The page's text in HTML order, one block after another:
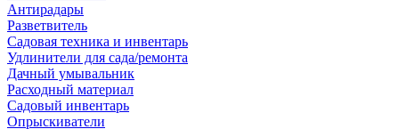
Антирадары
Разветвитель
Садовая техника и инвентарь
Удлинители для сада/ремонта
Дачный умывальник
Расходный материал
Садовый инвентарь
Опрыскиватели